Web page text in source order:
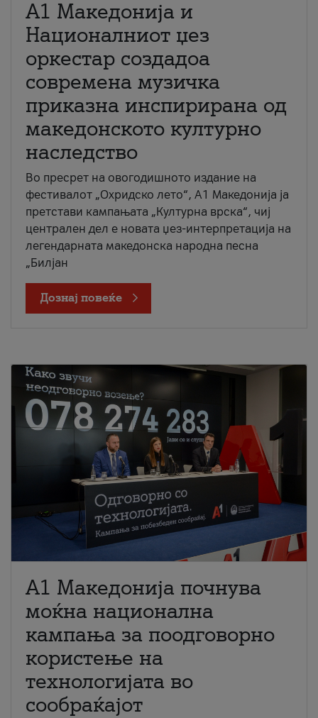
А1 Македонија и
Националниот џез
оркестар создадоа
современа музичка
приказна инспирирана од
македонското културно
наследство
Во пресрет на овогодишното издание на
фестивалот „Охридско лето“, А1 Македонија ја
претстави кампањата „Културна врска“, чиј
централен дел е новата џез-интерпретација на
легендарната македонска народна песна
„Билјан
Дознај повеќе
A1 Македонија почнува
моќна национална
кампања за поодговорно
користење на
технологијата во
сообраќајот